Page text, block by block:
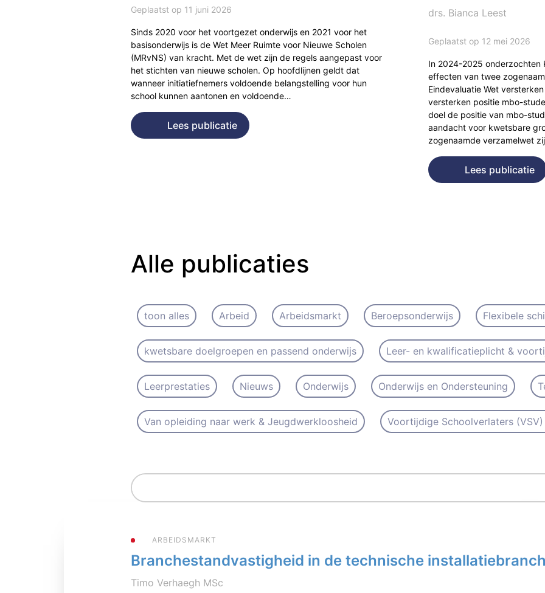
Geplaatst op 11 juni 2026
Sinds 2020 voor het voortgezet onderwijs en 2021 voor het
basisonderwijs is de Wet Meer Ruimte voor Nieuwe Scholen
(MRvNS) van kracht. Met de wet zijn de regels aangepast voor
het stichten van nieuwe scholen. Op hoofdlijnen geldt dat
wanneer initiatiefnemers voldoende belangstelling voor hun
school kunnen aantonen en voldoende…
Lees publicatie
drs. Bianca Leest
Geplaatst op 12 mei 2026
In 2024-2025 onderzochten
effecten van twee
Eindevaluatie Wet
versterken positie mbo-
doel de positie van mbo-
aandacht voor kwetsbare
zogenaamde verzamelwet
Lees publicatie
Alle publicaties
toon alles Arbeid Arbeidsmarkt Beroepsonderwijs Flexibele
kwetsbare doelgroepen en passend onderwijs Leer- en kwalificatieplicht &
Leerprestaties Nieuws Onderwijs Onderwijs en Ondersteuning
Van opleiding naar werk & Jeugdwerkloosheid Voortijdige Schoolverlaters
ARBEIDSMARKT
Branchestandvastigheid in de technische
Timo Verhaegh MSc